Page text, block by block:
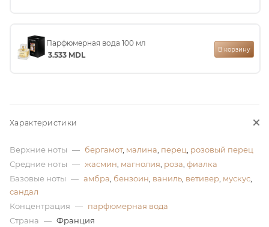
Парфюмерная вода 100 мл
3.533 MDL
В корзину
Характеристики
Верхние ноты — бергамот, малина перец розовый перец
Средние ноты — жасмин магнолия роза фиалка
Базовые ноты — амбра бензоин ваниль ветивер мускус
сандал
Концентрация — парфюмерная вода
Страна — Франция